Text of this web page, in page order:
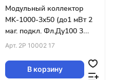
Модульный коллектор
MK-1000-3x50 (до1 мВт 2
маг. подкл. Фл.Ду100 3
контура G2″ вверх или
Арт. 2P 10002 17
В корзину